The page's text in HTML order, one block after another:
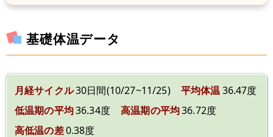
基礎体温データ
月経サイクル30日間(10/27~11/25) 平均体温36.47度
低温期の平均36.34度 高温期の平均36.72度
高低温の差0.38度